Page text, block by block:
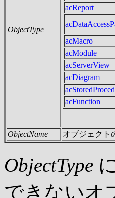
ObjectType
acReport
acMacro
acModule
acServerView
acDiagram
acFunction
ObjectName オブジェクト
ObjectType
できないオ